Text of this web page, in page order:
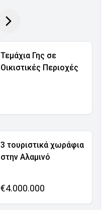
Τεμάχια Γης σε
Οικιστικές Περιοχές
3 τουριστικά χωράφια
στην Αλαμινό
€4.000.000